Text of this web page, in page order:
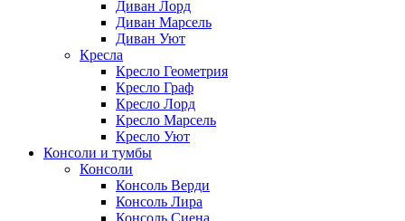
Диван Лорд
Диван Марсель
Диван Уют
Кресла
Кресло Геометрия
Кресло Граф
Кресло Лорд
Кресло Марсель
Кресло Уют
Консоли и тумбы
Консоли
Консоль Верди
Консоль Лира
Консоль Сиена